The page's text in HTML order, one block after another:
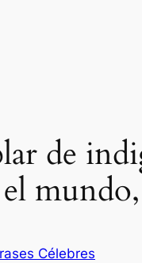
de
Célebres